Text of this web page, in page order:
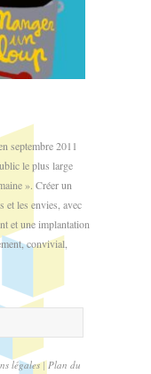
septembre 2011
le plus large
». Créer un
et les envies, avec
et une implantation
convivial,
légales|Plan du